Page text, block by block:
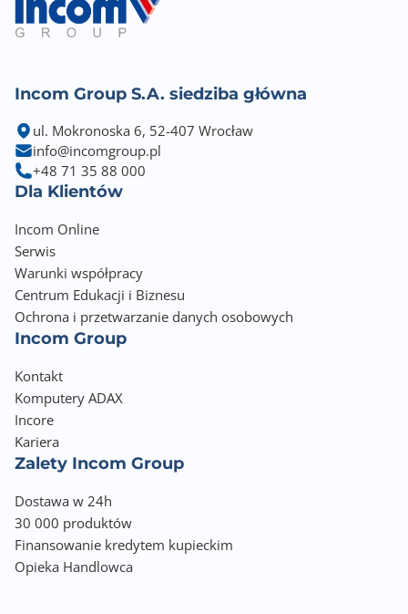
Incom Group S.A. siedziba główna
ul. Mokronoska 6, 52-407 Wrocław
info@incomgroup.pl
+48 71 35 88 000
Dla Klientów
Incom Online
Serwis
Warunki współpracy
Centrum Edukacji i Biznesu
Ochrona i przetwarzanie danych osobowych
Incom Group
Kontakt
Komputery ADAX
Incore
Kariera
Zalety Incom Group
Dostawa w 24h
30 000 produktów
Finansowanie kredytem kupieckim
Opieka Handlowca